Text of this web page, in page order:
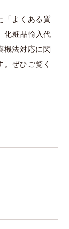
「よくある質
化粧品輸入代
機法対応に関
ぜひご覧く